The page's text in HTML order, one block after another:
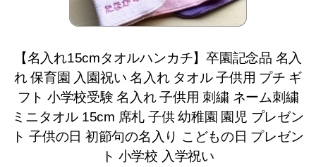
【名入れ15cmタオルハンカチ】卒園記念品 名入
れ 保育園 入園祝い 名入れ タオル 子供用 プチ ギ
フト 小学校受験 名入れ 子供用 刺繍 ネーム刺繍
ミニタオル 15cm 席札 子供 幼稚園 園児 プレゼン
ト 子供の日 初節句の名入り こどもの日 プレゼン
ト 小学校 入学祝い